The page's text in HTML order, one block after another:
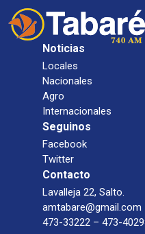
Noticias
Locales
Nacionales
Agro
Internacionales
Seguinos
Facebook
Twitter
Contacto
Lavalleja 22, Salto.
amtabare@gmail.com
473-33222 – 473-